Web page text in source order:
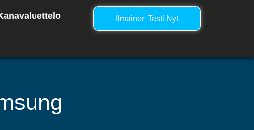
Ilmainen Testi Nyt